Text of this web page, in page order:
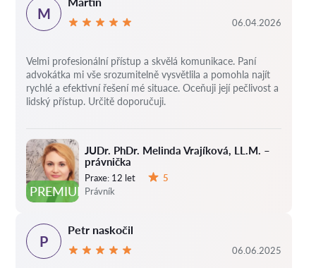
PREMIUM
JUDr. PhDr. Melinda Vrajíková, LL.M. –
právnička
Praxe: 12 let
5
Právník
M
06.04.2026
Velmi profesionální přístup a skvělá komunikace. Paní
advokátka mi vše srozumitelně vysvětlila a pomohla najít
rychlé a efektivní řešení mé situace. Oceňuji její pečlivost a
lidský přístup. Určitě doporučuji.
P
Petr naskočil
06.06.2025